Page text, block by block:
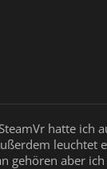
hatte ich
leuchtet
gehören aber